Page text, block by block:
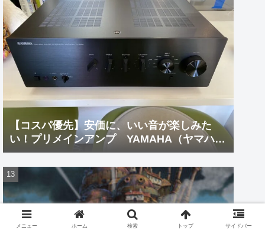
【コスパ優先】安価に、いい音が楽しみた
い！プリメインアンプ YAMAHA（ヤマハ）
A-S301(B)
メニュー ホーム 検索 トップ サイドバー